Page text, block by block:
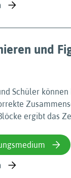
und
Schüler
ergibt das